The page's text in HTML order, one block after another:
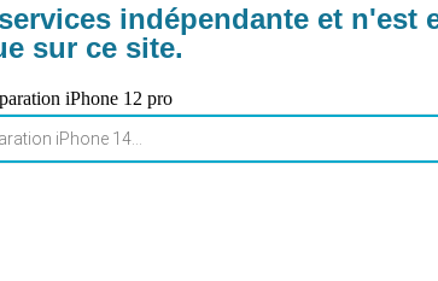
indépendante et n'est
sur ce site.
iPhone 12 pro